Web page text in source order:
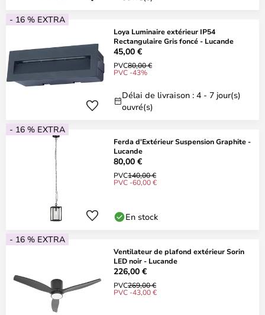
- 16 % EXTRA
Loya Luminaire extérieur IP54
Rectangulaire Gris foncé - Lucande
45,00 €
PVC80,00 €
PVC -43%
Délai de livraison : 4 - 7 jour(s)
ouvré(s)
- 16 % EXTRA
Ferda d'Extérieur Suspension Graphite -
Lucande
80,00 €
PVC140,00 €
PVC -60,00 €
En stock
- 16 % EXTRA
Ventilateur de plafond extérieur Sorin
LED noir - Lucande
226,00 €
PVC269,00 €
PVC -43,00 €